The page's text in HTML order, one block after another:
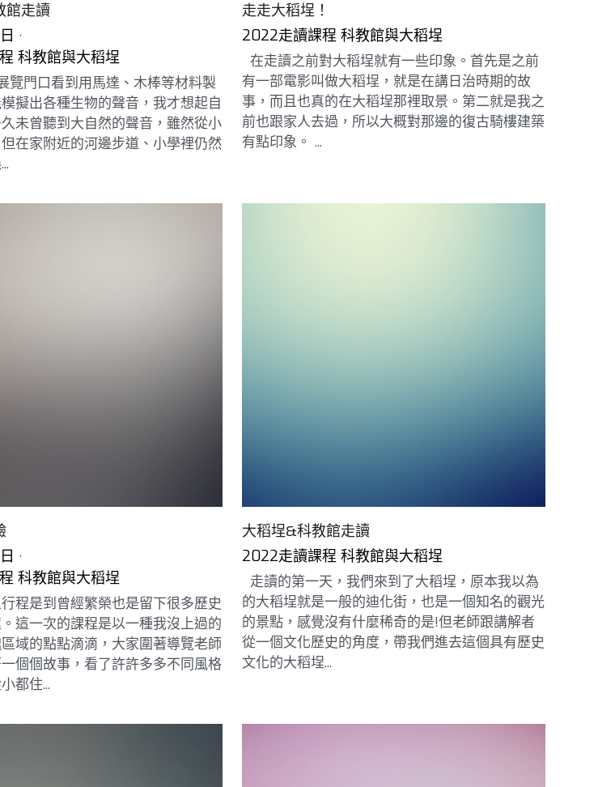
館走讀
·
科教館與大稻埕
覽門口看到用馬達、木棒等材料製
擬出各種生物的聲音，我才想起自
未曾聽到大自然的聲音，雖然從小
在家附近的河邊步道、小學裡仍然
走走大稻埕！
2022走讀課程 科教館與大稻埕
在走讀之前對大稻埕就有一些印象。首先是之前
有一部電影叫做大稻埕，就是在講日治時期的故
事，而且也真的在大稻埕那裡取景。第二就是我之
前也跟家人去過，所以大概對那邊的復古騎樓建築
有點印象。 ...
·
科教館與大稻埕
程是到曾經繁榮也是留下很多歷史
這一次的課程是以一種我沒上過的
域的點點滴滴，大家圍著導覽老師
個個故事，看了許許多多不同風格
都住...
大稻埕&科教館走讀
2022走讀課程 科教館與大稻埕
走讀的第一天，我們來到了大稻埕，原本我以為
的大稻埕就是一般的迪化街，也是一個知名的觀光
的景點，感覺沒有什麼稀奇的是!但老師跟講解者
從一個文化歷史的角度，帶我們進去這個具有歷史
文化的大稻埕...